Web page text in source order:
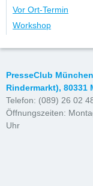
Vor Ort-Termin
Workshop
PresseClub
Rindermarkt), 80331
Telefon: (089) 26 02
Öffnungszeiten:
Uhr